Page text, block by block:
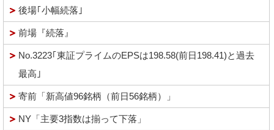
後場｢小幅続落｣
前場『続落』
No.3223｢東証プライムのEPSは198.58(前日198.41)と過去
最高｣
寄前「新高値96銘柄（前日56銘柄）」
NY「主要3指数は揃って下落」